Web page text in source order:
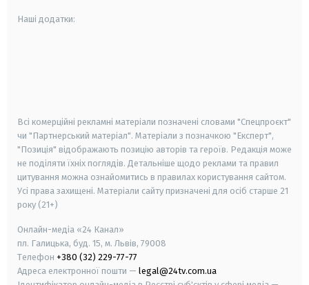
Наші додатки:
Всі комерційні рекламні матеріали позначені словами "Спецпроєкт"
чи "Партнерський матеріал". Матеріали з позначкою "Експерт",
"Позиція" відображають позицію авторів та героїв. Редакція може
не поділяти їхніх поглядів. Детальніше щодо реклами та правил
цитування можна ознайомитись в правилах користування сайтом.
Усі права захищені. Матеріали сайту призначені для осіб старше 21
року (21+)
Онлайн-медіа «24 Канал»
пл. Галицька, буд. 15, м. Львів, 79008
Телефон +380 (32) 229-77-77
Адреса електронної пошти — legal@24tv.com.ua